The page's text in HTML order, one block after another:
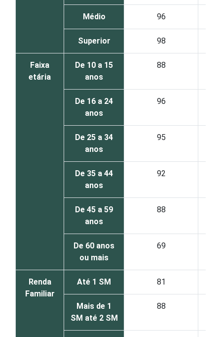
Médio 96
Superior 98
Faixa
etária
De 10 a 15
anos
88
De 16 a 24
anos
96
De 25 a 34
anos
95
De 35 a 44
anos
92
De 45 a 59
anos
88
De 60 anos
ou mais
69
Renda
Familiar
Até 1 SM 81
Mais de 1
SM até 2 SM
88